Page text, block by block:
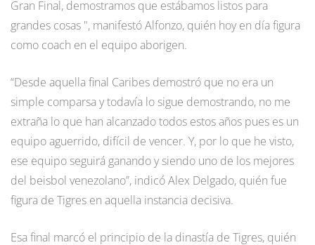
Gran Final, demostramos que estábamos listos para
grandes cosas ", manifestó Alfonzo, quién hoy en día figura
como coach en el equipo aborigen.
“Desde aquella final Caribes demostró que no era un
simple comparsa y todavía lo sigue demostrando, no me
extraña lo que han alcanzado todos estos años pues es un
equipo aguerrido, difícil de vencer. Y, por lo que he visto,
ese equipo seguirá ganando y siendo uno de los mejores
del beisbol venezolano”, indicó Alex Delgado, quién fue
figura de Tigres en aquella instancia decisiva.
Esa final marcó el principio de la dinastía de Tigres, quién